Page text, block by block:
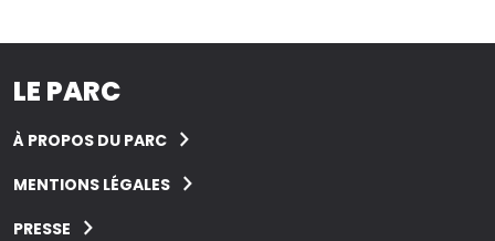
LE PARC
À PROPOS DU PARC
MENTIONS LÉGALES
PRESSE